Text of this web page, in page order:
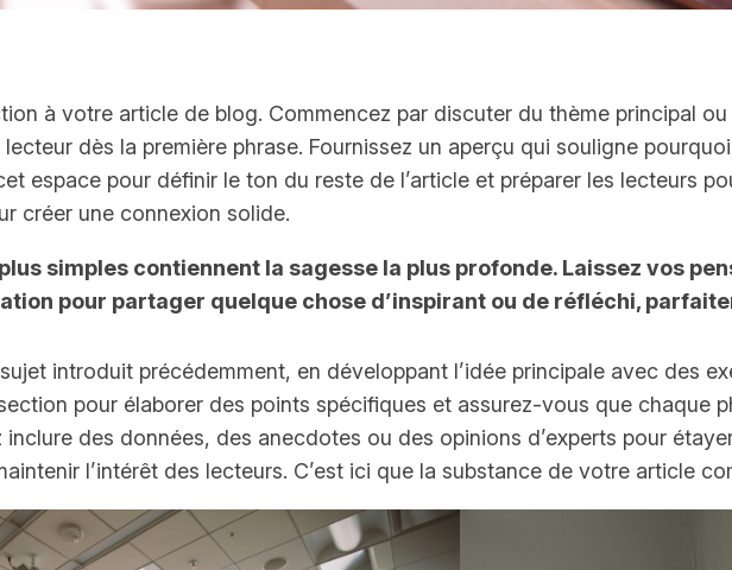
à votre article de blog. Commencez par discuter du thème principal
dès la première phrase. Fournissez un aperçu qui souligne
espace pour définir le ton du reste de l’article et préparer les lecteurs
créer une connexion solide.
simples contiennent la sagesse la plus profonde. Laissez vos
pour partager quelque chose d’inspirant ou de réfléchi,
introduit précédemment, en développant l’idée principale avec des
pour élaborer des points spécifiques et assurez-vous que chaque
des données, des anecdotes ou des opinions d’experts pour
l’intérêt des lecteurs. C’est ici que la substance de votre article